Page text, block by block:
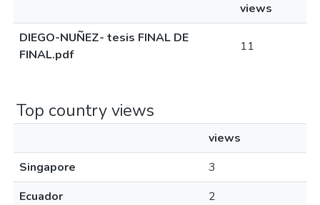
views
DIEGO-NUÑEZ- tesis FINAL DE
FINAL.pdf
11
Top country views
views
Singapore
3
Ecuador
2